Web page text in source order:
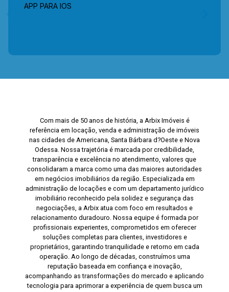
APP PARA IOS
Com mais de 50 anos de história, a Arbix Imóveis é
referência em locação, venda e administração de imóveis
nas cidades de Americana, Santa Bárbara d?Oeste e Nova
Odessa. Nossa trajetória é marcada por credibilidade,
transparência e excelência no atendimento, valores que
consolidaram a marca como uma das maiores autoridades
em negócios imobiliários da região. Especializada em
administração de locações e com um departamento jurídico
imobiliário reconhecido pela solidez e segurança das
negociações, a Arbix atua com foco em resultados e
relacionamento duradouro. Nossa equipe é formada por
profissionais experientes, comprometidos em oferecer
soluções completas para clientes, investidores e
proprietários, garantindo tranquilidade e retorno em cada
operação. Ao longo de décadas, construímos uma
reputação baseada em confiança e inovação,
acompanhando as transformações do mercado e aplicando
tecnologia para aprimorar a experiência de quem busca um